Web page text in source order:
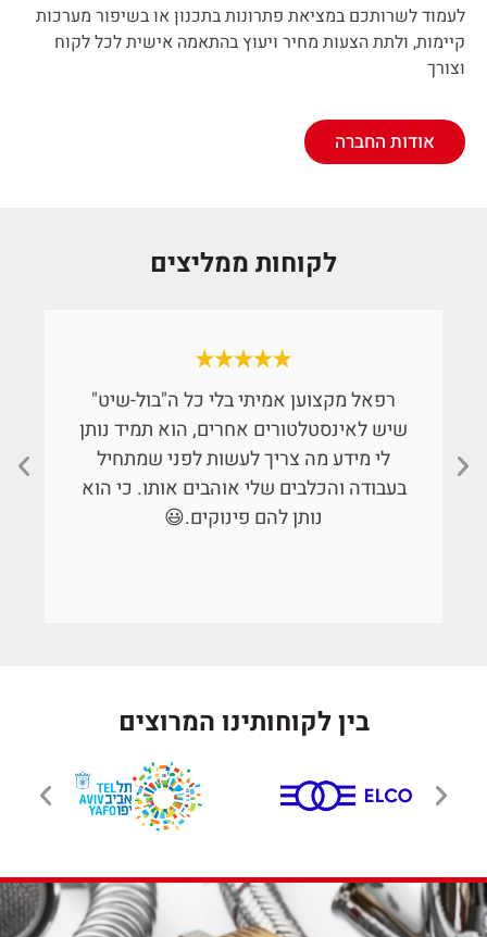
לעמוד לשרותכם במציאת פתרונות בתכנון או בשיפור מערכות
קיימות, ולתת הצעות מחיר ויעוץ בהתאמה אישית לכל לקוח
וצורך
אודות החברה
לקוחות ממליצים
רפאל מקצוען אמיתי בלי כל ה"בול-שיט"
שיש לאינסטלטורים אחרים, הוא תמיד נותן
לי מידע מה צריך לעשות לפני שמתחיל
בעבודה והכלבים שלי אוהבים אותו. כי הוא
נותן להם פינוקים.😃
בין לקוחותינו המרוצים